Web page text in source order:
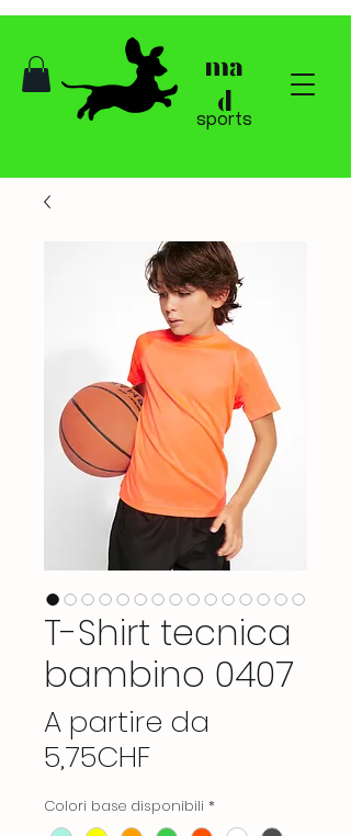
ma
d
sports
T-Shirt tecnica
bambino 0407
A partire da
5,75CHFPrezzo
scontato
Colori base disponibili *